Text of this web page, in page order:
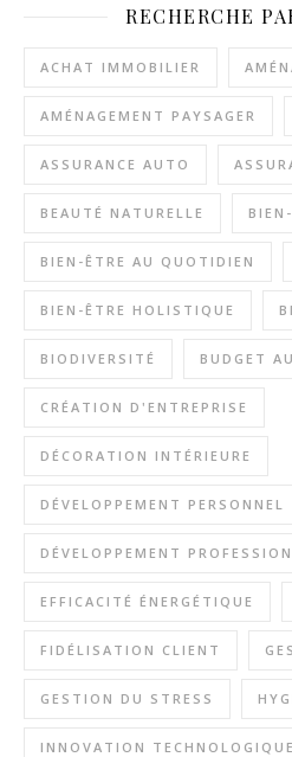
RECHERCHE
ACHAT IMMOBILIER
AMÉNAGEMENT PAYSAGER
ASSURANCE AUTO
BEAUTÉ NATURELLE
BIEN-ÊTRE AU QUOTIDIEN
BIEN-ÊTRE HOLISTIQUE
BIODIVERSITÉ BUDGET
CRÉATION D'ENTREPRISE
DÉCORATION INTÉRIEURE
DÉVELOPPEMENT PERSONNEL
DÉVELOPPEMENT
EFFICACITÉ ÉNERGÉTIQUE
FIDÉLISATION CLIENT
GESTION DU STRESS
INNOVATION TECHNOLOGIQUE